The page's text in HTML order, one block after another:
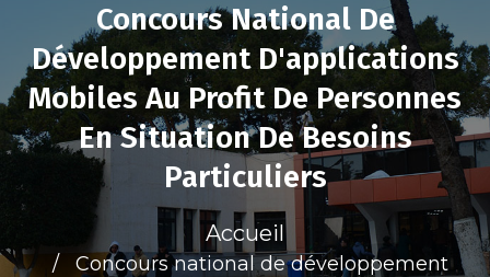
Concours National De
Développement D'applications
Mobiles Au Profit De Personnes
En Situation De Besoins
Particuliers
Accueil
Concours national de développement